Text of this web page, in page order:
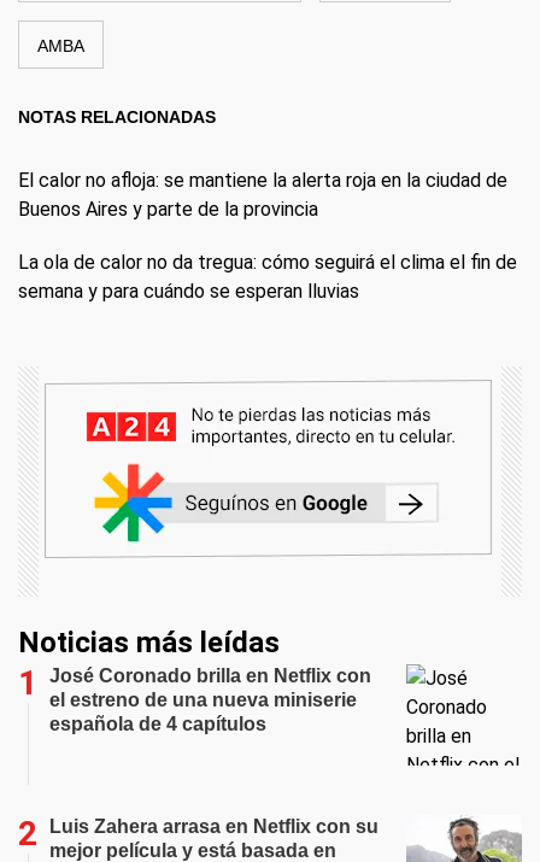
AMBA
NOTAS RELACIONADAS
El calor no afloja: se mantiene la alerta roja en la ciudad de
Buenos Aires y parte de la provincia
La ola de calor no da tregua: cómo seguirá el clima el fin de
semana y para cuándo se esperan lluvias
Noticias más leídas
José Coronado brilla en Netflix con
el estreno de una nueva miniserie
española de 4 capítulos
Luis Zahera arrasa en Netflix con su
mejor película y está basada en